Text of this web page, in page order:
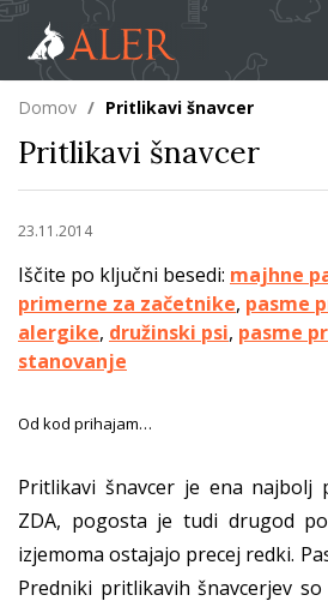
Domov / Pritlikavi šnavcer
Pritlikavi šnavcer
23.11.2014
Iščite po ključni besedi: majhne
primerne za začetnike, pasme
alergike, družinski psi, pasme
stanovanje
Od kod prihajam…
Pritlikavi šnavcer je ena najbolj
ZDA, pogosta je tudi drugod
izjemoma ostajajo precej redki.
Predniki pritlikavih šnavcerjev